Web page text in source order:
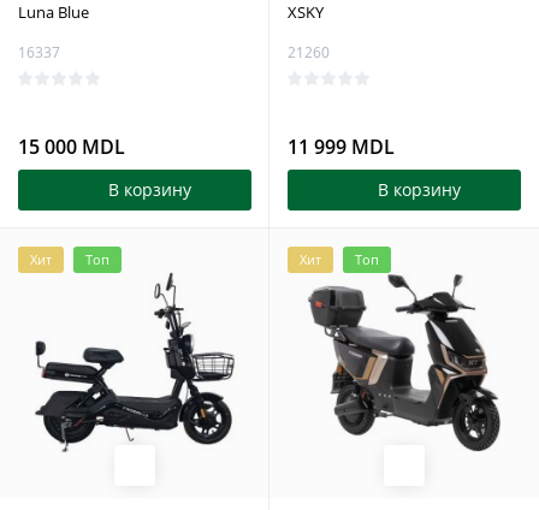
Luna Blue
16337
15 000 MDL
В корзину
XSKY
21260
11 999 MDL
В корзину
Хит Топ Хит Топ